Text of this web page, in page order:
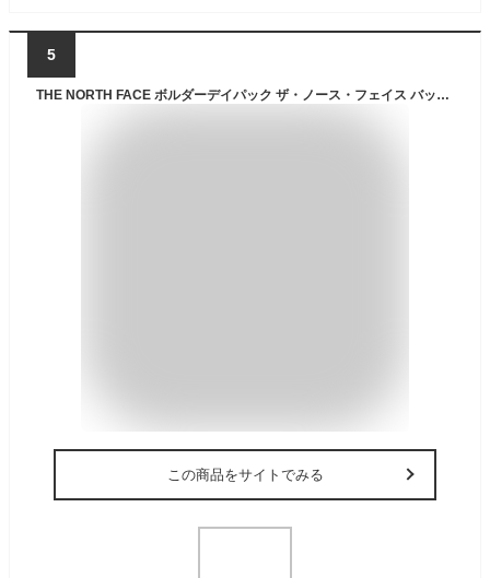
5
THE NORTH FACE ボルダーデイパック ザ・ノース・フェイス バッグ リュック・バックパック ホワイト ブラック カーキグリーン【送料無料】
この商品をサイトでみる